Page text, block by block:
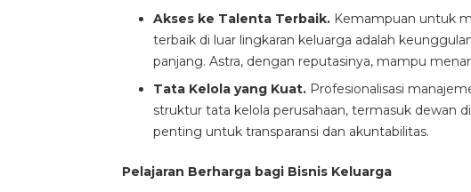
Akses ke Talenta Terbaik. Kemampuan untuk
terbaik di luar lingkaran keluarga adalah
panjang. Astra, dengan reputasinya, mampu
Tata Kelola yang Kuat. Profesionalisasi
struktur tata kelola perusahaan, termasuk dewan
penting untuk transparansi dan akuntabilitas.
Pelajaran Berharga bagi Bisnis Keluarga